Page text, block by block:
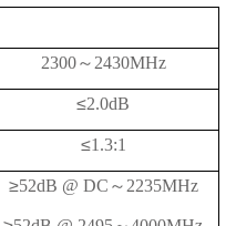
2300～ 2430MHz
≤2.0dB
≤1.3:1
≥52dB @ DC ～ 2235MHz